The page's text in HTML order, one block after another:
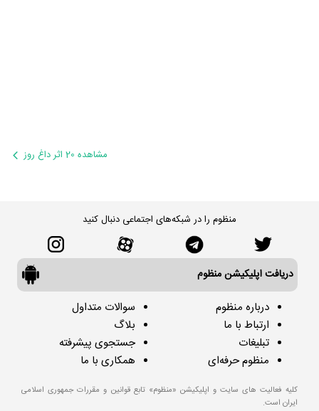
مشاهده 20 اثر داغ روز
منظوم را در شبکه‌های اجتماعی دنبال کنید
دریافت اپلیکیشن منظوم
درباره منظوم
ارتباط با ما
تبلیغات
منظوم حرفه‌ای
سوالات متداول
بلاگ
جستجوی پیشرفته
همکاری با ما
کلیه فعالیت های سایت و اپلیکیشن «منظوم» تابع قوانین و مقررات جمهوری اسلامی
ایران است.